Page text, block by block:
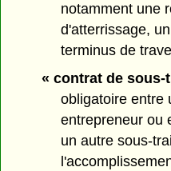
notamment une
d'atterrissage,
terminus de
« contrat de sous-
obligatoire entre
entrepreneur ou
un autre sous-